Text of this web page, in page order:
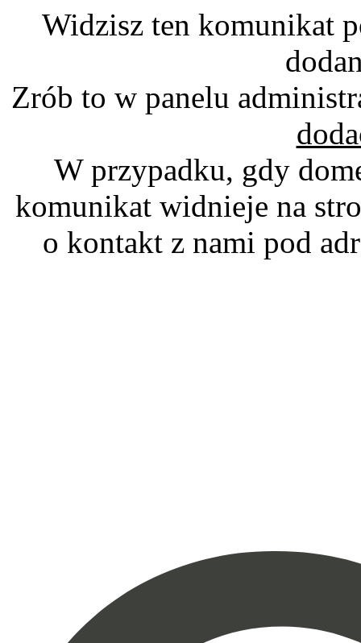
Widzisz ten komunikat
Zrób to w panelu
W przypadku, gdy
komunikat widnieje na
o kontakt z nami pod